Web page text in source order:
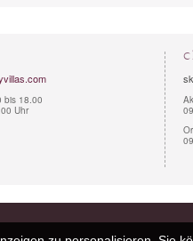
bis 18.00
Uhr